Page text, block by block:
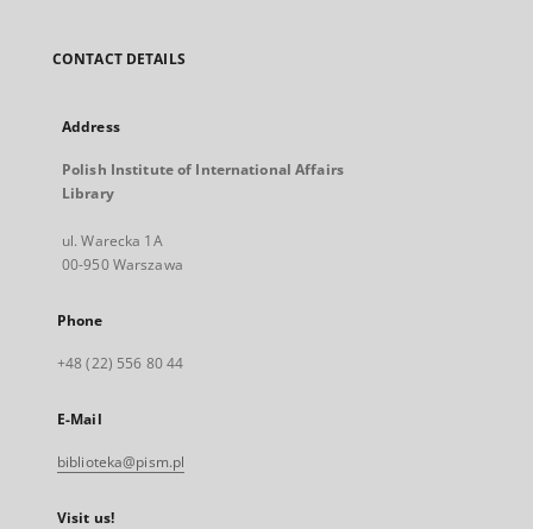
CONTACT DETAILS
Address
Polish Institute of International Affairs
Library
ul. Warecka 1A
00-950 Warszawa
Phone
+48 (22) 556 80 44
E-Mail
biblioteka@pism.pl
Visit us!